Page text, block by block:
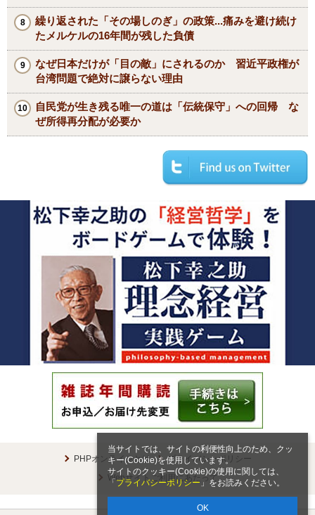
当サイトでは、サイトの利便性向上のため、クッ
キー(Cookie)を使用しています。
サイトのクッキー(Cookie)の使用に関しては、
「 プライバシーポリシー 」をお読みください。
OK
繰り返された「その場しのぎ」の政策...痛みを避け続け
たメルケルの16年間が残した負債
なぜ日本だけが「目の敵」にされるのか 習近平政権が
台湾問題で絶対に譲らない理由
自民党が生き残る唯一の道は「伝統保守」への回帰 な
ぜ所得再分配が必要か
PHPオンラインとは
プライバシーポリシー
Webサイトご利用にあたって